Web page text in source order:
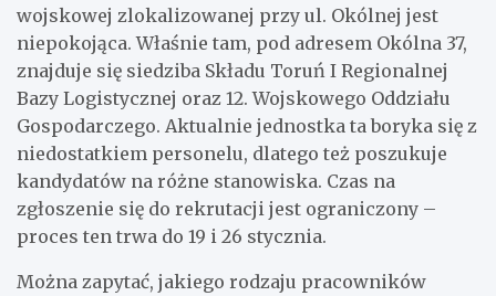
wojskowej zlokalizowanej przy ul. Okólnej jest
niepokojąca. Właśnie tam, pod adresem Okólna 37,
znajduje się siedziba Składu Toruń I Regionalnej
Bazy Logistycznej oraz 12. Wojskowego Oddziału
Gospodarczego. Aktualnie jednostka ta boryka się z
niedostatkiem personelu, dlatego też poszukuje
kandydatów na różne stanowiska. Czas na
zgłoszenie się do rekrutacji jest ograniczony –
proces ten trwa do 19 i 26 stycznia.
Można zapytać, jakiego rodzaju pracowników